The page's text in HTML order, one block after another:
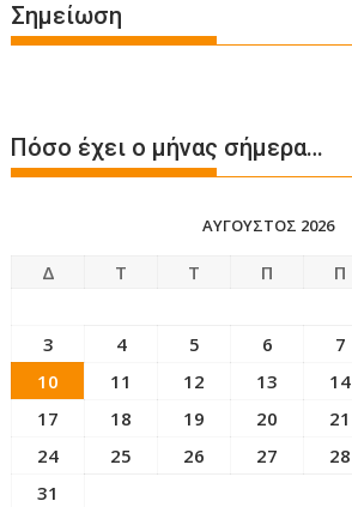
Σημείωση
Πόσο έχει ο μήνας σήμερα…
ΑΎΓΟΥΣΤΟΣ 2026
Δ Τ Τ Π Π
3
4 5 6 7
10
11 12 13 14
17
18 19 20 21
24
25 26 27 28
31